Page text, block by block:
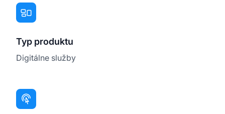
Typ produktu
Digitálne služby